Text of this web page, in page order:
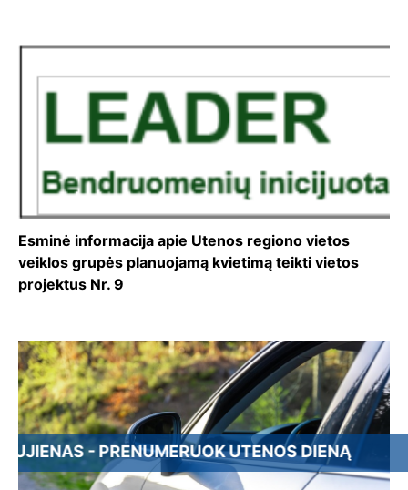
Esminė informacija apie Utenos regiono vietos
veiklos grupės planuojamą kvietimą teikti vietos
projektus Nr. 9
- PRENUMERUOK UTENOS DIENĄ